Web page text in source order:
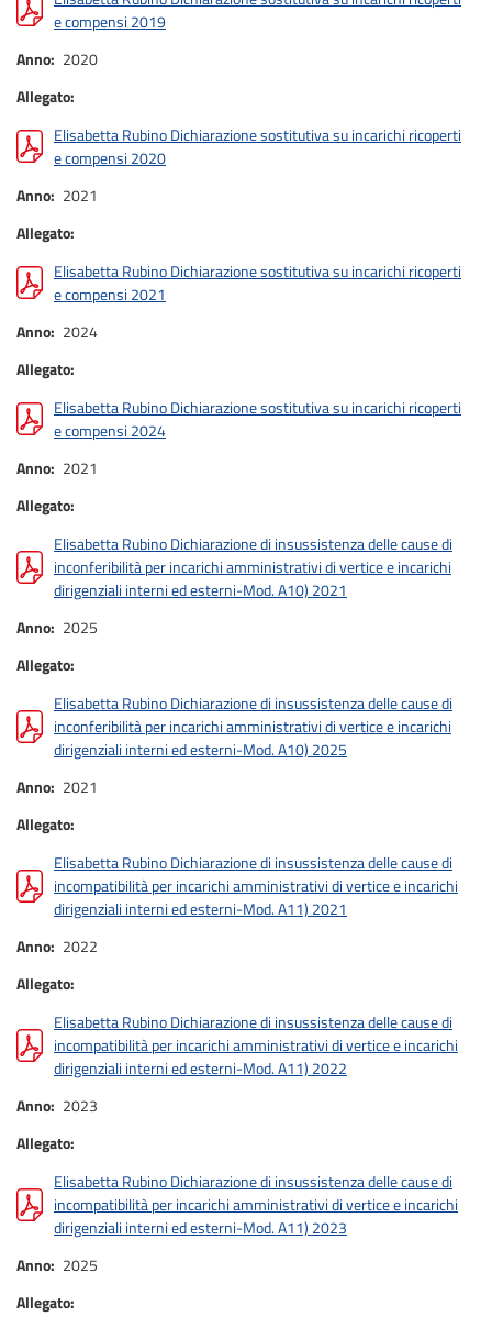
e compensi 2019
Anno 2020
Allegato
Elisabetta Rubino Dichiarazione sostitutiva su incarichi ricoperti
e compensi 2020
Anno 2021
Allegato
Elisabetta Rubino Dichiarazione sostitutiva su incarichi ricoperti
e compensi 2021
Anno 2024
Allegato
Elisabetta Rubino Dichiarazione sostitutiva su incarichi ricoperti
e compensi 2024
Anno 2021
Allegato
Elisabetta Rubino Dichiarazione di insussistenza delle cause di
inconferibilità per incarichi amministrativi di vertice e incarichi
dirigenziali interni ed esterni-Mod. A10) 2021
Anno 2025
Allegato
Elisabetta Rubino Dichiarazione di insussistenza delle cause di
inconferibilità per incarichi amministrativi di vertice e incarichi
dirigenziali interni ed esterni-Mod. A10) 2025
Anno 2021
Allegato
Elisabetta Rubino Dichiarazione di insussistenza delle cause di
incompatibilità per incarichi amministrativi di vertice e incarichi
dirigenziali interni ed esterni-Mod. A11) 2021
Anno 2022
Allegato
Elisabetta Rubino Dichiarazione di insussistenza delle cause di
incompatibilità per incarichi amministrativi di vertice e incarichi
dirigenziali interni ed esterni-Mod. A11) 2022
Anno 2023
Allegato
Elisabetta Rubino Dichiarazione di insussistenza delle cause di
incompatibilità per incarichi amministrativi di vertice e incarichi
dirigenziali interni ed esterni-Mod. A11) 2023
Anno 2025
Allegato